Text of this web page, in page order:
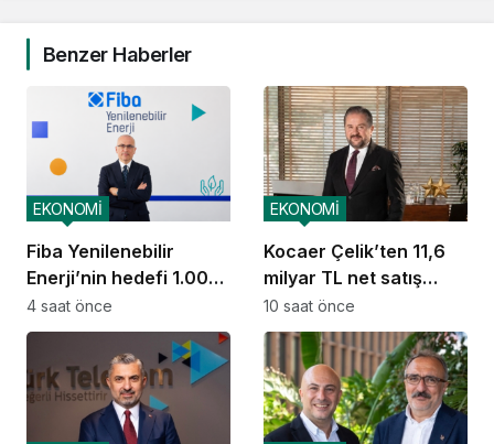
Benzer Haberler
Fiba Yenilenebilir
Enerji’nin hedefi 1.000
MW
EKONOMİ
4 saat önce
Kocaer Çelik’ten 11,6
milyar TL net satış
geliri
EKONOMİ
10 saat önce